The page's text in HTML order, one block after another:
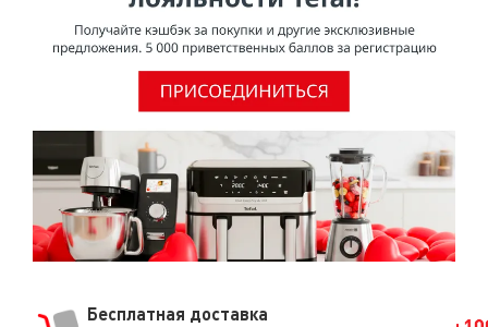
Бесплатная доставка